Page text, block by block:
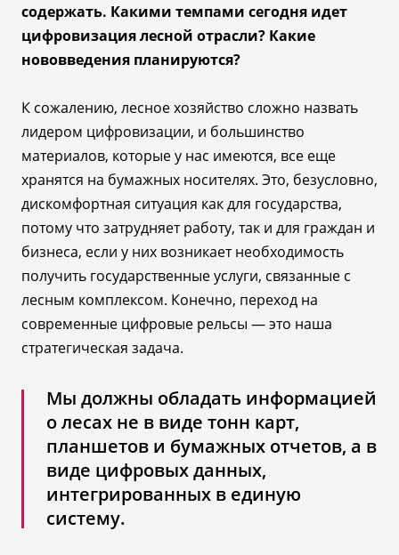
содержать. Какими темпами сегодня идет
цифровизация лесной отрасли? Какие
нововведения планируются?
К сожалению, лесное хозяйство сложно назвать
лидером цифровизации, и большинство
материалов, которые у нас имеются, все еще
хранятся на бумажных носителях. Это, безусловно,
дискомфортная ситуация как для государства,
потому что затрудняет работу, так и для граждан и
бизнеса, если у них возникает необходимость
получить государственные услуги, связанные с
лесным комплексом. Конечно, переход на
современные цифровые рельсы —это наша
стратегическая задача.
Мы должны обладать информацией
о лесах не в виде тонн карт,
планшетов и бумажных отчетов, а в
виде цифровых данных,
интегрированных в единую
систему.